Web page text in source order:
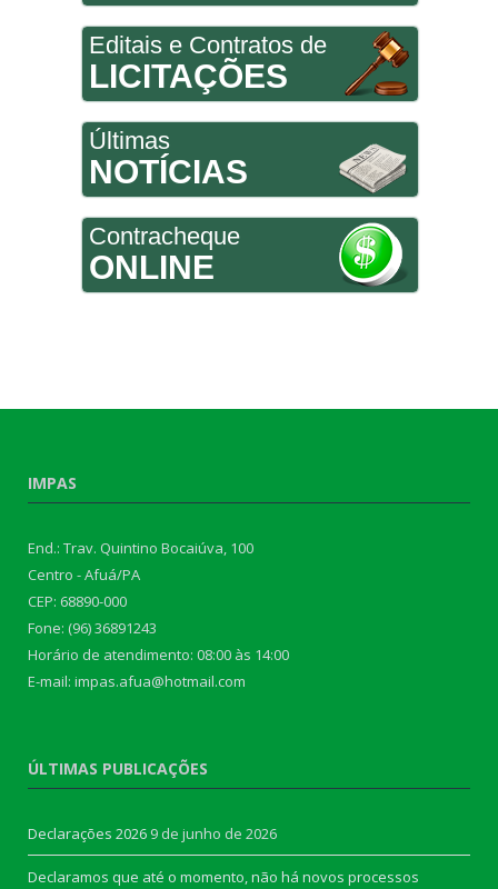
Editais e Contratos de
LICITAÇÕES
Últimas
NOTÍCIAS
Contracheque
ONLINE
IMPAS
End.: Trav. Quintino Bocaiúva, 100
Centro - Afuá/PA
CEP: 68890-000
Fone: (96) 36891243
Horário de atendimento: 08:00 às 14:00
E-mail: impas.afua@hotmail.com
ÚLTIMAS PUBLICAÇÕES
Declarações 2026 9 de junho de 2026
Declaramos que até o momento, não há novos processos